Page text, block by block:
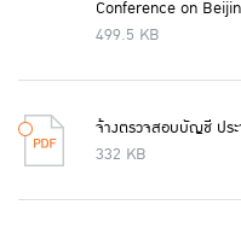
Conference on
499.5 KB
จ้างตรวจสอบบัญชี ปร
332 KB